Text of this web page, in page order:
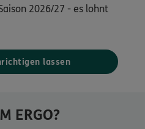
2026/27 - es lohnt
lassen
ERGO?